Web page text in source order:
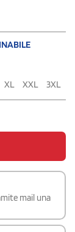
XL XXL 3XL
mail una